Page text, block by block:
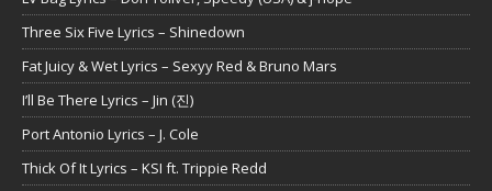
Three Six Five Lyrics – Shinedown
Fat Juicy & Wet Lyrics – Sexyy Red & Bruno Mars
I’ll Be There Lyrics – Jin (진)
Port Antonio Lyrics – J. Cole
Thick Of It Lyrics – KSI ft. Trippie Redd